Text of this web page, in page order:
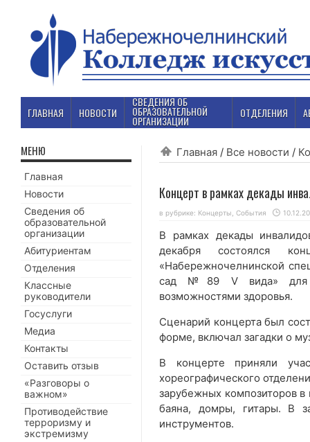
ГЛАВНАЯ НОВОСТИ
СВЕДЕНИЯ ОБ
ОБРАЗОВАТЕЛЬНОЙ
ОРГАНИЗАЦИИ
ОТДЕЛЕНИЯ
Главная / Все новости /
Концерт в рамках декады
в рубрике: Концерты События
В рамках декады
декабря состоялся
«Набережночелнинской
сад №89 V вида» для
возможностями здоровья.
Сценарий концерта был
форме, включал загадки о
В концерте приняли
хореографического
зарубежных композиторов
баяна, домры, гитары. В
инструментов.
МЕНЮ
Главная
Новости
Сведения об
образовательной
организации
Абитуриентам
Отделения
Классные
руководители
Госуслуги
Медиа
Контакты
Оставить отзыв
«Разговоры о
важном»
Противодействие
терроризму и
экстремизму